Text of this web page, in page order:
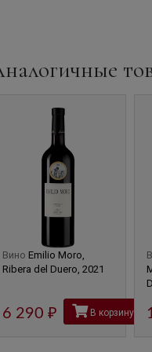
Вино Emilio Moro,
Ribera del Duero, 2021
6 290 рубВ корзину